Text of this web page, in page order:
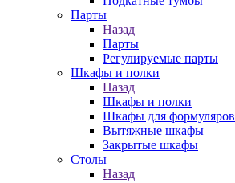
Парты
Назад
Парты
Регулируемые парты
Шкафы и полки
Назад
Шкафы и полки
Шкафы для формуляров
Вытяжные шкафы
Закрытые шкафы
Столы
Назад